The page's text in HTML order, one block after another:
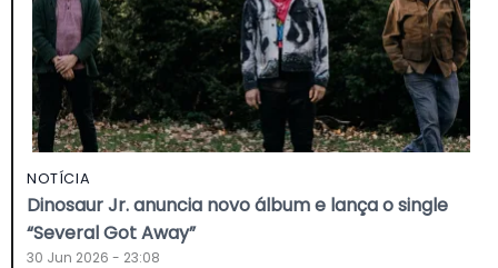
NOTÍCIA
Dinosaur Jr. anuncia novo álbum e lança o single
“Several Got Away”
30 Jun 2026 - 23:08